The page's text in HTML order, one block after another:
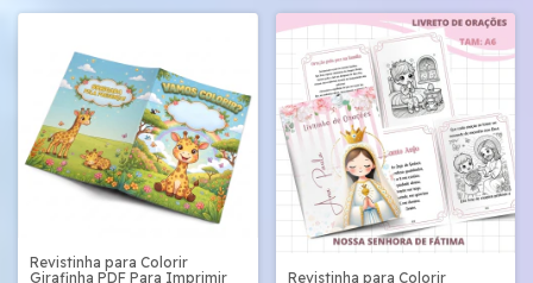
Revistinha para Colorir
Girafinha PDF Para Imprimir
Revistinha para Colorir